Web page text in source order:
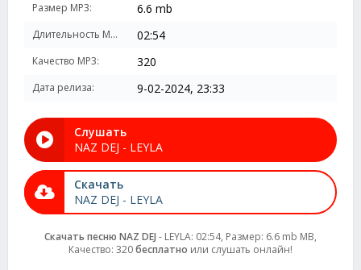
Размер MP3: 6.6 mb
Длительность MP3: 02:54
Качество MP3: 320
Дата релиза: 9-02-2024, 23:33
Слушать
NAZ DEJ - LEYLA
Скачать
NAZ DEJ - LEYLA
Скачать песню NAZ DEJ - LEYLA: 02:54, Размер: 6.6 mb MB,
Качество: 320бесплатно или слушать онлайн!